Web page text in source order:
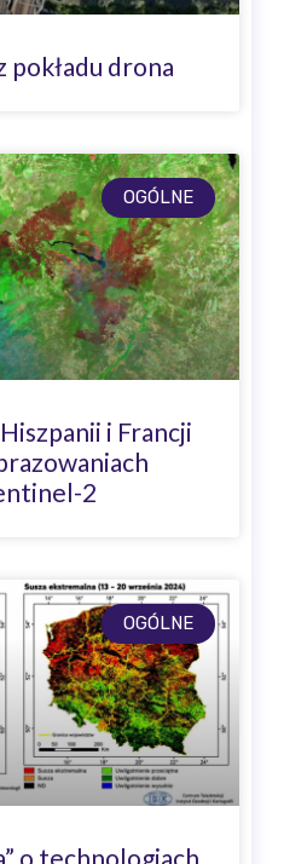
pokładu drona
OGÓLNE
i Francji
2
OGÓLNE
o technologiach